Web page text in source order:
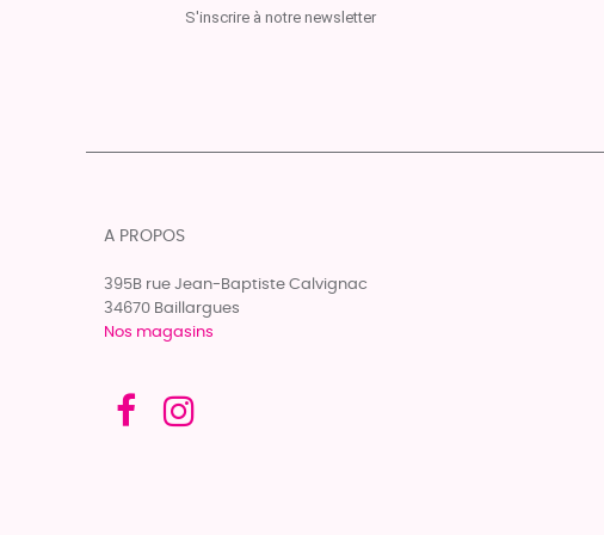
S'inscrire à notre newsletter
A PROPOS
395B rue Jean-Baptiste Calvignac
34670 Baillargues
Nos magasins